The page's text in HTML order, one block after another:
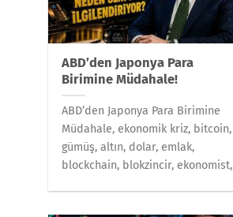
ABD’den Japonya Para
Birimine Müdahale!
ABD’den Japonya Para Birimine
Müdahale, ekonomik kriz, bitcoin,
gümüş, altın, dolar, emlak,
blockchain, blokzincir,